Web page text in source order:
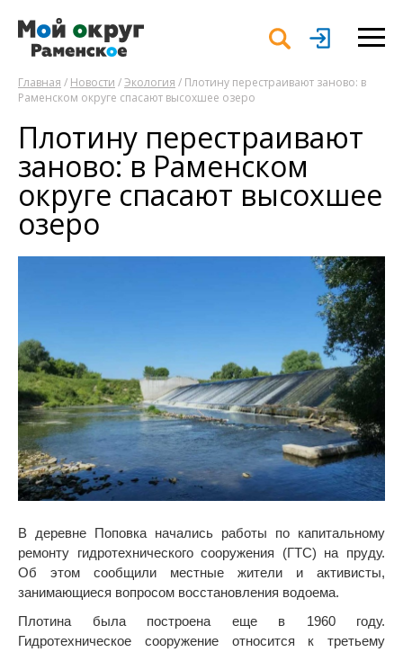
Главная / Новости /Экология / Плотину перестраивают заново: в
Раменском округе спасают высохшее озеро
Плотину перестраивают
заново: в Раменском
округе спасают высохшее
озеро
В деревне Поповка начались работы по капитальному
ремонту гидротехнического сооружения (ГТС) на пруду.
Об этом сообщили местные жители и активисты,
занимающиеся вопросом восстановления водоема.
Плотина была построена еще в 1960 году.
Гидротехническое сооружение относится к третьему